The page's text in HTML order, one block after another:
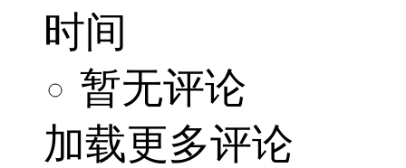
时间
暂无评论
加载更多评论